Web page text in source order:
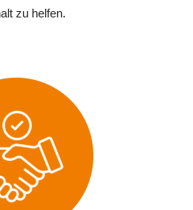
zu helfen.